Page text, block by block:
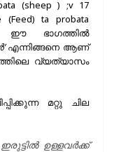
(sheep ) ;v 17
(Feed) ta probata
ഈ ഭാഗത്തിൽ
എന്നിങ്ങനെ ആണ്
വ്യത്യാസം
മറ്റു ചില
ഉള്ളവർക്ക്